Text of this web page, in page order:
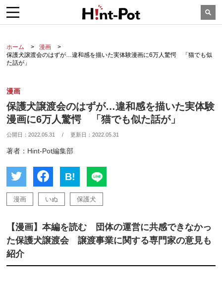
ホーム
漫画
保護犬譲渡会のはずが…違和感を描いた実体験漫画に6万人驚愕 「猫でも似
た話が」
漫画
保護犬譲渡会のはずが…違和感を描いた実体験
漫画に6万人驚愕 「猫でも似た話が」
公開日：2022.05.31 / 更新日：2022.05.31
著者：Hint-Pot編集部
B!
漫画 いぬ 保護犬
【漫画】本編を読む 団体の運営に共感できなかっ
た保護犬譲渡会 譲渡事業に関する専門家の意見も
紹介